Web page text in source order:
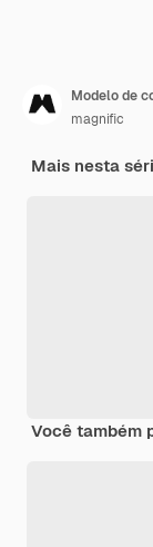
Modelo de
magnific
Mais nesta
Você também